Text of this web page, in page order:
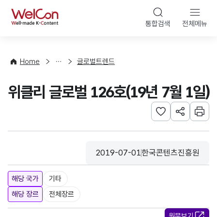
WelCon 통합검색 전체메뉴
Home
향
계
글로벌트렌드
위클리 글로벌 126호(19년 7월 1일)
관심사 등록하기
URL 공유하
인쇄
등록일
2019-07-01
수집기관
한국콘텐츠진흥원
해당 국가
기타
해당 장르
전체장르